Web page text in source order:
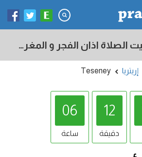
Teseney: مواقيت الصلاة اذان الفجر و المغرب في اليوم - إريتريا
إريتريا Teseney
06
ساعة
12
دقيقة